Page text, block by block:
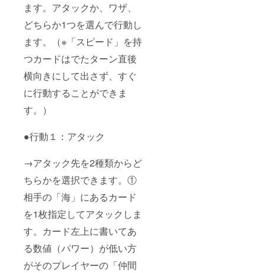
ます。アタックか、ワザ、
どちらか1つを選んで行動し
ます。（※「スピード」を持
つカードはでたターン直後
横向きにして出さず、すぐ
に行動することができま
す。）
●行動１：アタック
→アタック先を2種類からど
ちらかを選択できます。①
相手の「海」にあるカード
を1枚指定してアタックしま
す。カード左上に書いてあ
る数値（パワー）が低い方
がそのプレイヤーの「仲間